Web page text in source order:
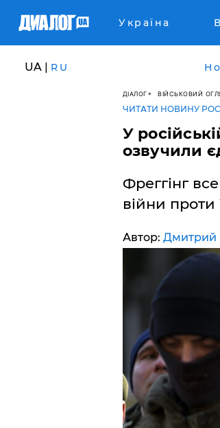
Україна
UA | RU
ДІАЛОГ ВІЙСЬКОВИЙ
ЧИТАТИ НОВИНУ
У
озвучили
Фреггінг
війни проти
Автор: Дмитрий